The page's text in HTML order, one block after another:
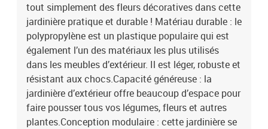
tout simplement des fleurs décoratives dans cette
jardinière pratique et durable ! Matériau durable : le
polypropylène est un plastique populaire qui est
également l’un des matériaux les plus utilisés
dans les meubles d’extérieur. Il est léger, robuste et
résistant aux chocs.Capacité généreuse : la
jardinière d’extérieur offre beaucoup d’espace pour
faire pousser tous vos légumes, fleurs et autres
plantes.Conception modulaire : cette jardinière se